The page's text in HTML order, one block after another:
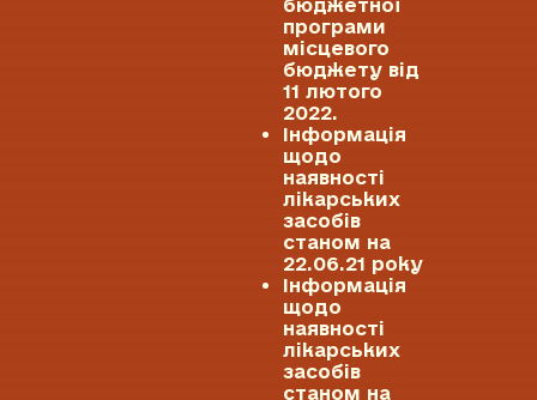
бюджетної
програми
місцевого
бюджету від
11 лютого
2022.
Інформація
щодо
наявності
лікарських
засобів
станом на
22.06.21 року
Інформація
щодо
наявності
лікарських
засобів
станом на